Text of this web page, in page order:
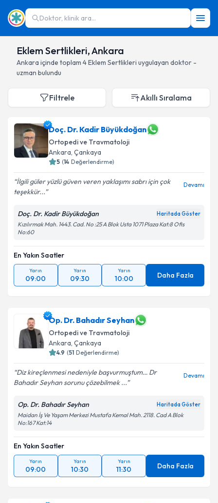
Doktor, klinik ara...
Eklem Sertlikleri, Ankara
Ankara içinde toplam 4Eklem Sertlikleri uygulayan doktor -
uzman bulundu
Filtrele Akıllı Sıralama
Doç. Dr. Kadir Büyükdoğan
Ortopedi ve Travmatoloji
Ankara, Çankaya
5 (14 Değerlendirme)
İlgili güler yüzlü güven veren yaklaşımı sabrı için çok
teşekkür...
Devamı
Doç. Dr. Kadir Büyükdoğan Haritada Göster
Kızılırmak Mah. 1443. Cad. No :25 A Blok Usta 1071 Plaza Kat:8 Ofis
No:60
En Yakın Saatler
Yarın
09:00
Yarın
09:30
Yarın
10:00 Daha Fazla
Op. Dr. Bahadır Seyhan
Ortopedi ve Travmatoloji
Ankara, Çankaya
4.9 (51 Değerlendirme)
Diz kireçlenmesi nedeniyle başvurmuştum… Dr
Bahadır Seyhan sorunu çözebilmek ...
Devamı
Op. Dr. Bahadır Seyhan Haritada Göster
Maidan İş Ve Yaşam Merkezi Mustafa Kemal Mah. 2118. Cad A Blok
No:167 Kat:14
En Yakın Saatler
Yarın
09:00
Yarın
10:30
Yarın
11:30 Daha Fazla